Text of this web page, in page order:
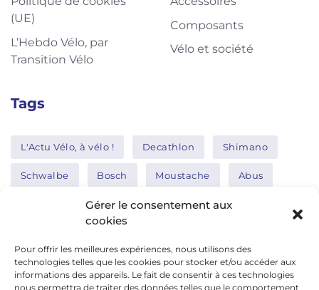
Gérer le consentement aux
cookies
Pour offrir les meilleures expériences, nous utilisons des
technologies telles que les cookies pour stocker et/ou accéder aux
informations des appareils. Le fait de consentir à ces technologies
nous permettra de traiter des données telles que le comportement
(UE)
L’Hebdo Vélo, par
Transition Vélo
Composants
Vélo et société
Tags
L'Actu Vélo, à vélo ! Decathlon Shimano
Schwalbe Bosch Moustache Abus
Thule Nakamura
Réseaux sociaux